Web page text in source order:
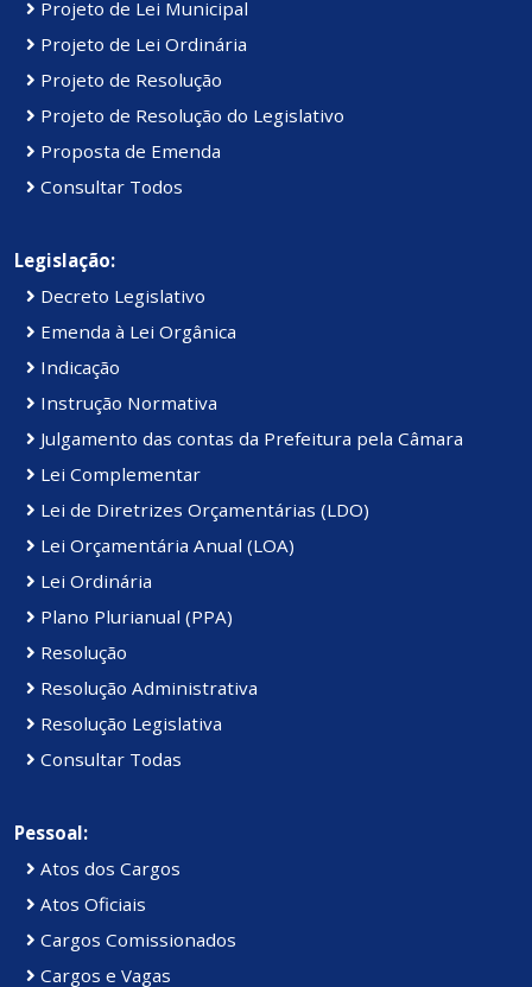
Projeto de Lei Municipal
Projeto de Lei Ordinária
Projeto de Resolução
Projeto de Resolução do Legislativo
Proposta de Emenda
Consultar Todos
Legislação:
Decreto Legislativo
Emenda à Lei Orgânica
Indicação
Instrução Normativa
Julgamento das contas da Prefeitura pela Câmara
Lei Complementar
Lei de Diretrizes Orçamentárias (LDO)
Lei Orçamentária Anual (LOA)
Lei Ordinária
Plano Plurianual (PPA)
Resolução
Resolução Administrativa
Resolução Legislativa
Consultar Todas
Pessoal:
Atos dos Cargos
Atos Oficiais
Cargos Comissionados
Cargos e Vagas